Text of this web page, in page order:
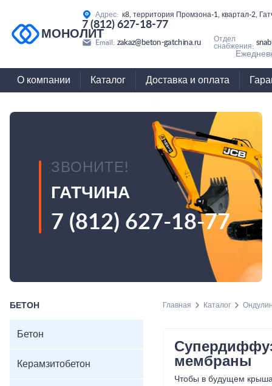
МОНОЛИТ
Адрес: к8, территория Промзона-1, квартал-2,
7 (812) 627-18-77
Email: zakaz@beton-gatchina.ru
Отдел
снабжения:
О компании Каталог Доставка и оплата
ЗВОНИТЕ!
ГАТЧИНА
7 (812) 627-18-77
БЕТОН
Бетон
Керамзитобетон
Главная Каталог
мембраны
Чтобы в будущем